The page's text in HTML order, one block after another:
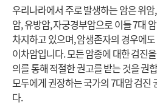
우리나라에서 주로 발생하는 암은 위
암, 유방암, 자궁경부암으로 이들 7대
차지하고 있으며, 암생존자의 경우에
이차암입니다. 모든 암종에 대한 검진
의를 통해 적절한 권고를 받는 것을 권
모두에게 권장하는 국가의 7대암 검진
다.